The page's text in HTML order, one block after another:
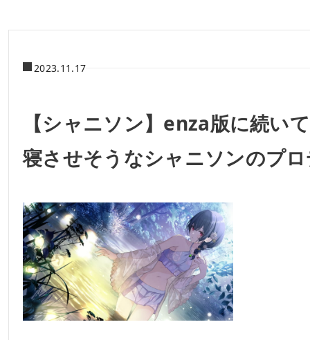
2023.11.17
【シャニソン】enza版に続い
寝させそうなシャニソンのプ